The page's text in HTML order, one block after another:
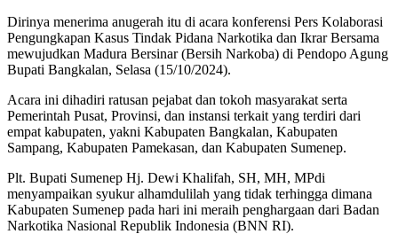
Dirinya menerima anugerah itu di acara konferensi Pers Kolaborasi
Pengungkapan Kasus Tindak Pidana Narkotika dan Ikrar Bersama
mewujudkan Madura Bersinar (Bersih Narkoba) di Pendopo Agung
Bupati Bangkalan, Selasa (15/10/2024).
Acara ini dihadiri ratusan pejabat dan tokoh masyarakat serta
Pemerintah Pusat, Provinsi, dan instansi terkait yang terdiri dari
empat kabupaten, yakni Kabupaten Bangkalan, Kabupaten
Sampang, Kabupaten Pamekasan, dan Kabupaten Sumenep.
Plt. Bupati Sumenep Hj. Dewi Khalifah, SH, MH, MPdi
menyampaikan syukur alhamdulilah yang tidak terhingga dimana
Kabupaten Sumenep pada hari ini meraih penghargaan dari Badan
Narkotika Nasional Republik Indonesia (BNN RI).